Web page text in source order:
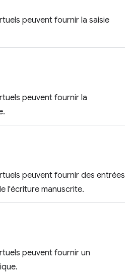
peuvent fournir la saisie
peuvent fournir la
peuvent fournir des entrées
l'écriture manuscrite.
peuvent fournir un